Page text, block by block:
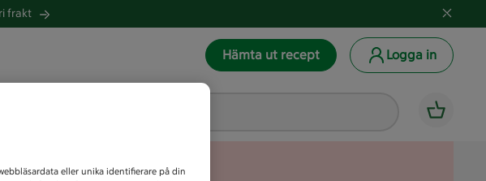
frakt
Hämta ut recept Logga in
Unknown erroreller unika identifierare på din